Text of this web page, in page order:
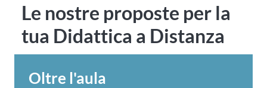
Le nostre proposte per la
tua Didattica a Distanza
Oltre l'aula